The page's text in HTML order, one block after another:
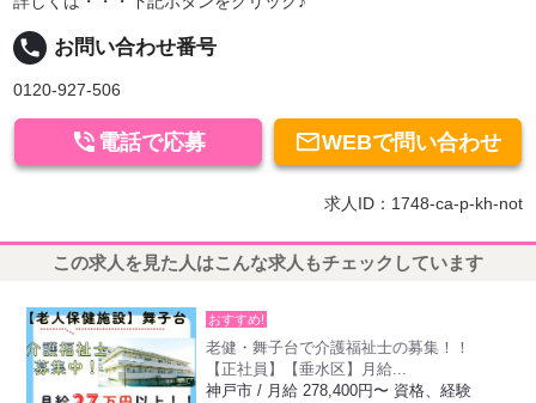
local_phone お問い合わせ番号
0120-927-506
WEBで問い合わせ
 電話で応募
求人ID：1748-ca-p-kh-not
この求人を見た人はこんな求人もチェックしています
おすすめ!
老健・舞子台で介護福祉士の募集！！
【正社員】【垂水区】月給...
神戸市 / 月給 278,400円〜 資格、経験